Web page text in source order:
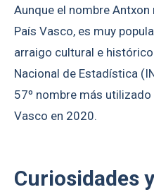
Aunque el nombre
País Vasco, es muy
arraigo cultural e
Nacional de Estadística
57º nombre más
Vasco en 2020.
Curiosidades